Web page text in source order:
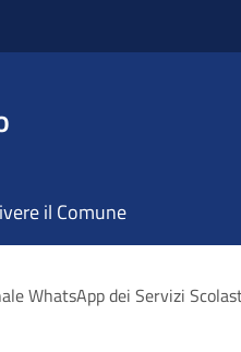
il Comune
WhatsApp dei Servizi